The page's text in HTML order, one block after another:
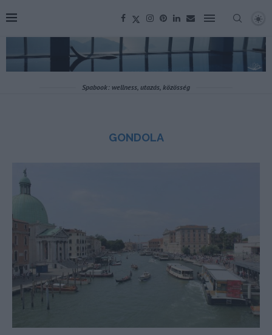
Spabook: wellness, utazás, közösség
GONDOLA